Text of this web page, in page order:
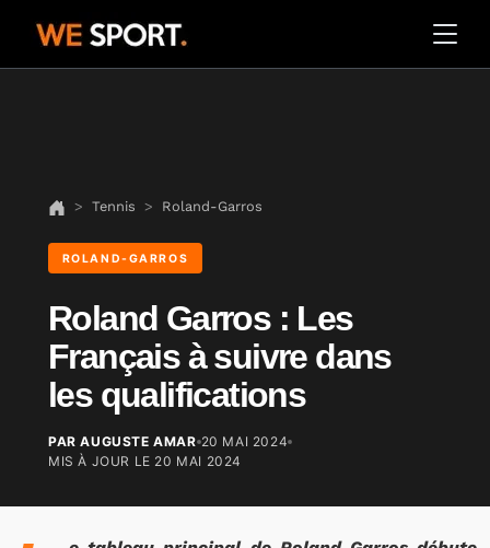
Tennis Roland-Garros
ROLAND-GARROS
Roland Garros : Les
Français à suivre dans
les qualifications
PAR AUGUSTE AMAR 20 MAI 2024
MIS À JOUR LE 20 MAI 2024